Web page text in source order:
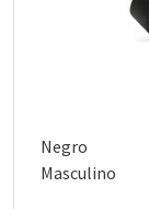
Negro
Masculino